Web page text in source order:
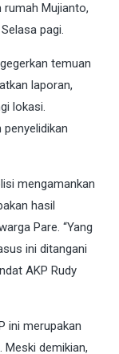
rumah Mujianto,
pagi.
temuan
laporan,
lokasi.
mengamankan
hasil
Pare. “Yang
ini ditangani
AKP Rudy
ini merupakan
Meski demikian,